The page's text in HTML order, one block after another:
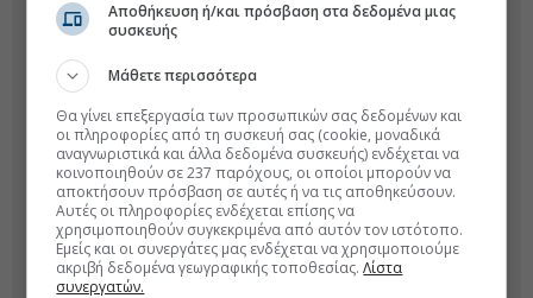
Αποθήκευση ή/και πρόσβαση στα δεδομένα μιας
συσκευής
Μάθετε περισσότερα
Θα γίνει επεξεργασία των προσωπικών σας δεδομένων και
οι πληροφορίες από τη συσκευή σας (cookie, μοναδικά
αναγνωριστικά και άλλα δεδομένα συσκευής) ενδέχεται να
κοινοποιηθούν σε 237 παρόχους, οι οποίοι μπορούν να
αποκτήσουν πρόσβαση σε αυτές ή να τις αποθηκεύσουν.
Αυτές οι πληροφορίες ενδέχεται επίσης να
χρησιμοποιηθούν συγκεκριμένα από αυτόν τον ιστότοπο.
Εμείς και οι συνεργάτες μας ενδέχεται να χρησιμοποιούμε
ακριβή δεδομένα γεωγραφικής τοποθεσίας.Λίστα
συνεργατών.